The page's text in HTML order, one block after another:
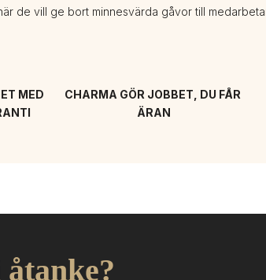
de vill ge bort minnesvärda gåvor till
MED
CHARMA GÖR JOBBET, DU FÅR
ÄRAN